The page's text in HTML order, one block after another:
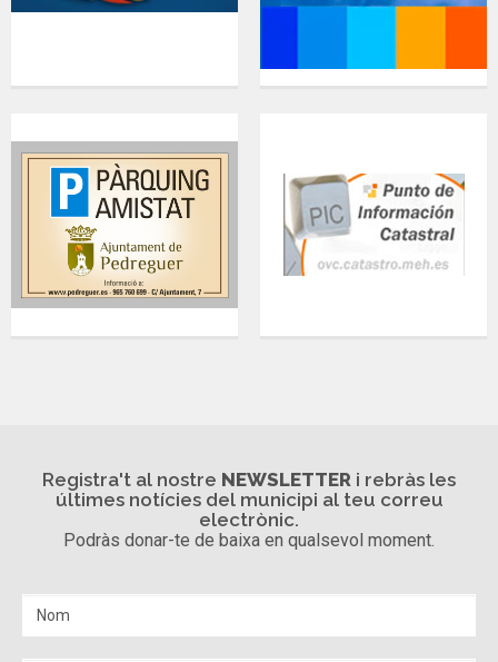
Registra't al nostre NEWSLETTER i rebràs les
últimes notícies del municipi al teu correu
electrònic.
Podràs donar-te de baixa en qualsevol moment.